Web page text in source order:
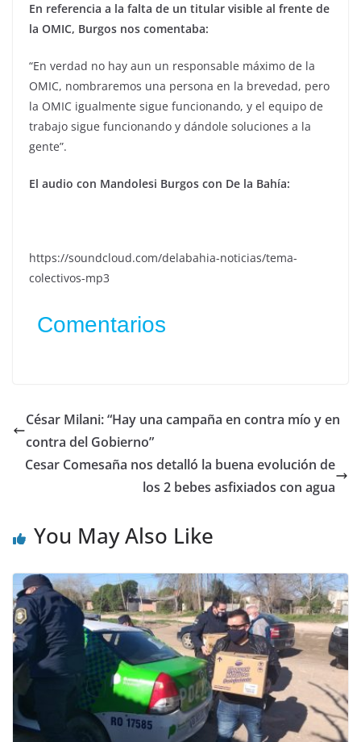
En referencia a la falta de un titular visible al frente de
la OMIC, Burgos nos comentaba:
“En verdad no hay aun un responsable máximo de la
OMIC, nombraremos una persona en la brevedad, pero
la OMIC igualmente sigue funcionando, y el equipo de
trabajo sigue funcionando y dándole soluciones a la
gente”.
El audio con Mandolesi Burgos con De la Bahía:
https://soundcloud.com/delabahia-noticias/tema-
colectivos-mp3
Comentarios
César Milani: “Hay una campaña en contra mío y en
contra del Gobierno”
Cesar Comesaña nos detalló la buena evolución de
los 2 bebes asfixiados con agua
You May Also Like